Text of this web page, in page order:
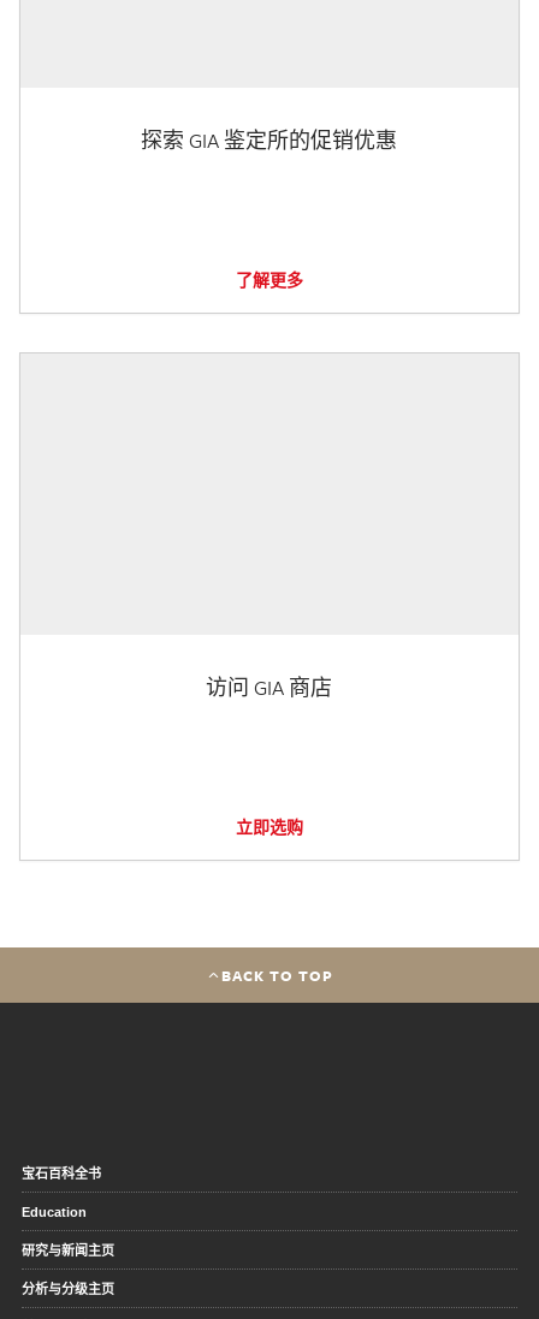
探索 GIA 鉴定所的促销优惠
了解更多
访问 GIA 商店
立即选购
BACK TO TOP
宝石百科全书
Education
研究与新闻主页
分析与分级主页